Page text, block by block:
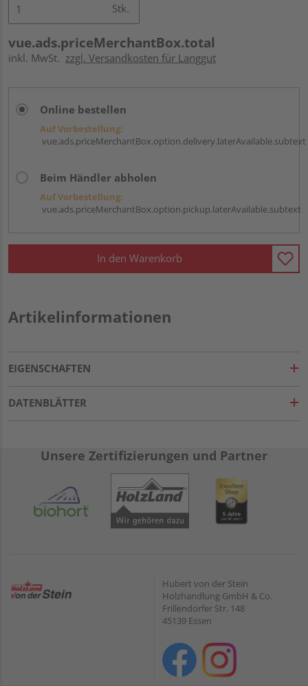
Stk.
vue.ads.priceMerchantBox.total
inkl. MwSt. zzgl. Versandkosten für Langgut
Online bestellen
Auf Vorbestellung:
vue.ads.priceMerchantBox.option.delivery.laterAvailable.subtext
Beim Händler abholen
Auf Vorbestellung:
vue.ads.priceMerchantBox.option.pickup.laterAvailable.subtext
In den Warenkorb
Artikelinformationen
EIGENSCHAFTEN
DATENBLÄTTER
Unsere Zertifizierungen und Partner
Hubert von der Stein
Holzhandlung GmbH & Co.
Frillendorfer Str. 148
45139 Essen